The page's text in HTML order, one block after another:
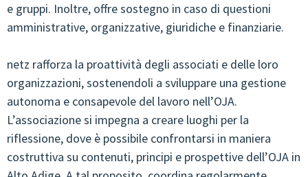
e gruppi. Inoltre, offre sostegno in caso di questioni
amministrative, organizzative, giuridiche e finanziarie.
netz rafforza la proattività degli associati e delle loro
organizzazioni, sostenendoli a sviluppare una gestione
autonoma e consapevole del lavoro nell’OJA.
L’associazione si impegna a creare luoghi per la
riflessione, dove è possibile confrontarsi in maniera
costruttiva su contenuti, principi e prospettive dell’OJA in